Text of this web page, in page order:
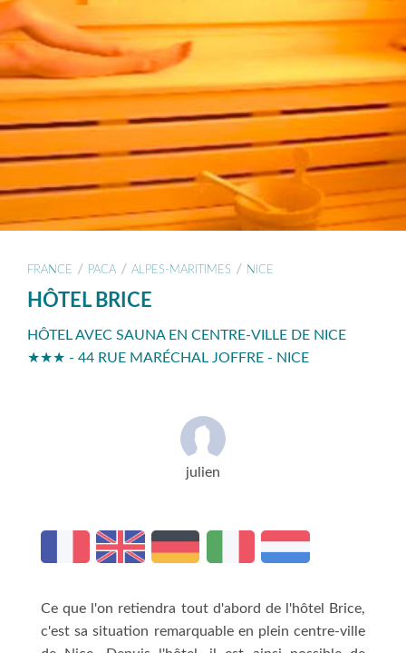
FRANCE / PACA / ALPES-MARITIMES / NICE
HÔTEL BRICE
HÔTEL AVEC SAUNA EN CENTRE-VILLE DE NICE
★★★ - 44 RUE MARÉCHAL JOFFRE - NICE
julien
Ce que l'on retiendra tout d'abord de l'hôtel Brice,
c'est sa situation remarquable en plein centre-ville